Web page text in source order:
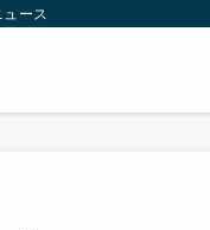
ース